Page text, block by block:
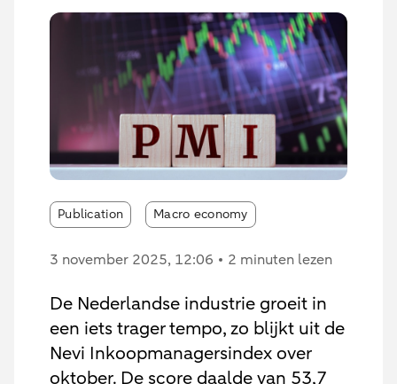
Publication Macro economy
3 november 2025, 12:06 2 minuten lezen
De Nederlandse industrie groeit in
een iets trager tempo, zo blijkt uit de
Nevi Inkoopmanagersindex over
oktober. De score daalde van 53,7